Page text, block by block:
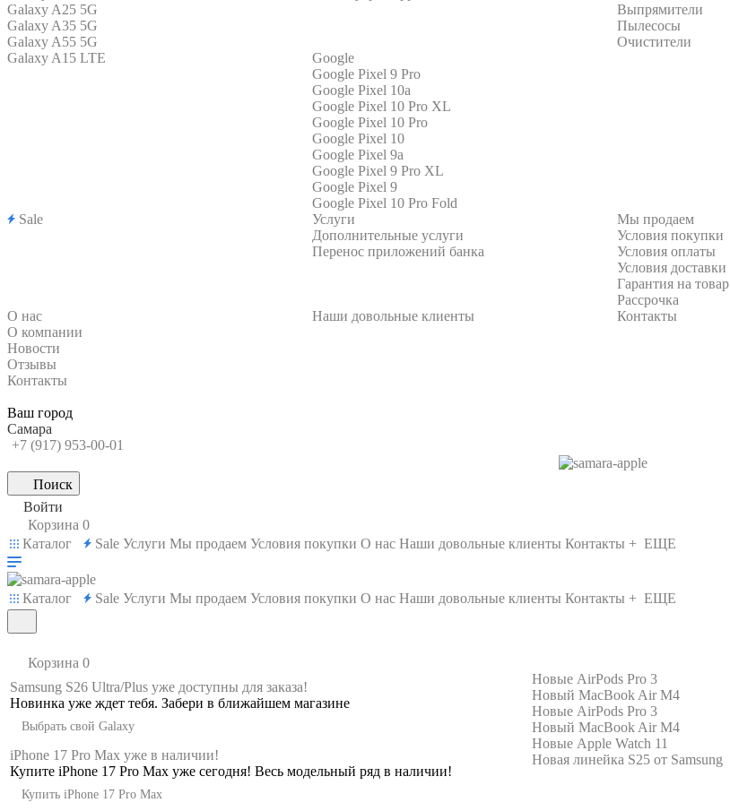
Galaxy A25 5G
Galaxy A35 5G
Galaxy A55 5G
Galaxy A15 LTE
Выпрямители
Пылесосы
Очистители
Google
Google Pixel 9 Pro
Google Pixel 10a
Google Pixel 10 Pro XL
Google Pixel 10 Pro
Google Pixel 10
Google Pixel 9a
Google Pixel 9 Pro XL
Google Pixel 9
Google Pixel 10 Pro Fold
Sale
Услуги
Дополнительные услуги
Перенос приложений банка
Мы продаем
Условия покупки
Условия оплаты
Условия доставки
Гарантия на товар
Рассрочка
О нас
О компании
Новости
Отзывы
Контакты
Наши довольные клиенты Контакты
Ваш город
Самара
+7 (917) 953-00-01
Поиск
Войти
Корзина 0
Каталог
Sale Услуги Мы продаем Условия покупки О нас Наши довольные клиенты Контакты + ЕЩЕ
Каталог Sale Услуги Мы продаем Условия покупки О нас Наши довольные клиенты Контакты + ЕЩЕ
Корзина 0
Samsung S26 Ultra/Plus уже доступны для заказа!
Новинка уже ждет тебя. Забери в ближайшем магазине
Выбрать свой Galaxy
iPhone 17 Pro Max уже в наличии!
Купите iPhone 17 Pro Max уже сегодня! Весь модельный ряд в наличии!
Купить iPhone 17 Pro Max
Новые AirPods Pro 3
Новый MacBook Air M4
Новые AirPods Pro 3
Новый MacBook Air M4
Новые Apple Watch 11
Новая линейка S25 от Samsung